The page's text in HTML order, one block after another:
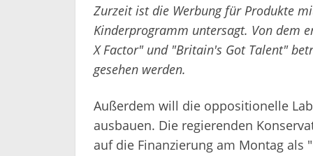
Zurzeit ist die Werbung für Produkte
Kinderprogramm untersagt. Von dem
X Factor" und "Britain's Got Talent"
gesehen werden.
Außerdem will die oppositionelle
ausbauen. Die regierenden
auf die Finanzierung am Montag als